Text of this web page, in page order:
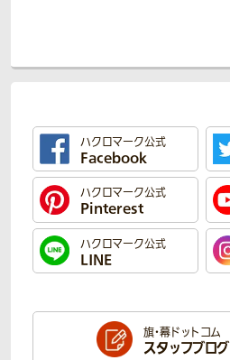
ハクロマーク公式
Facebook
ハクロマーク公式
Pinterest
ハクロマーク公式
LINE
旗・幕ドットコム
スタッフブログ